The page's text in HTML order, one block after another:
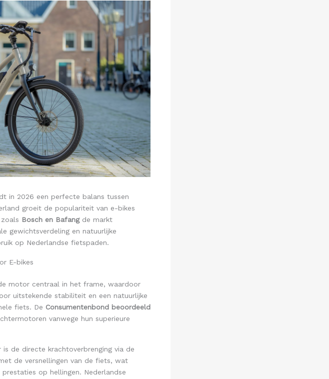
in 2026 een perfecte balans tussen
groeit de populariteit van e-bikes
Bosch en Bafangde markt
gewichtsverdeling en natuurlijke
op Nederlandse fietspaden.
E-bikes
motor centraal in het frame, waardoor
uitstekende stabiliteit en een natuurlijke
fiets. De Consumentenbond beoordeeld
vanwege hun superieure
de directe krachtoverbrenging via de
de versnellingen van de fiets, wat
op hellingen. Nederlandse